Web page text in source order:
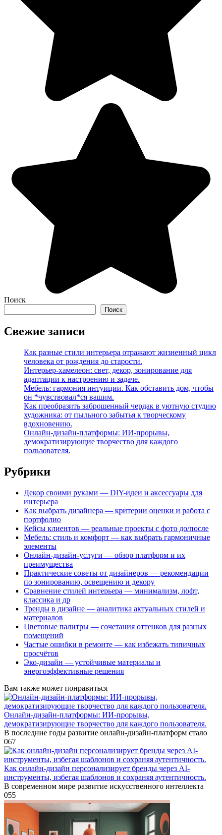
Поиск
Поиск
Свежие записи
Как разные стили интерьера отражают жизненный цикл
человека от рождения до старости.
Интерьер-хамелеон: свет, декор, зонирование для
адаптации к настроению и задаче.
Мебель: гармония интуиции. Как обставить дом, чтобы
он *чувствовал*ся вашим.
Как преобразить заброшенный чердак в уютную студию
художника: от пыльного забытья к творческому
вдохновению.
Онлайн-дизайн-платформы: ИИ-прорывы,
демократизирующие творчество для каждого
пользователя.
Рубрики
Декор своими руками — DIY-идеи и аксессуары для
интерьера
Как выбрать дизайнера — критерии оценки и работа с
портфолио
Кейсы клиентов — реальные проекты с фото до/после
Мебель: стиль и комфорт — как выбрать гармоничные
элементы
Онлайн-дизайн-услуги — обзор платформ и их
преимущества
Практические советы от дизайнеров — рекомендации
по зонированию, освещению и декору
Сравнение стилей интерьера — минимализм, лофт,
классика и др
Тренды в дизайне — аналитика актуальных стилей и
материалов
Цветовые палитры — сочетания оттенков для разных
помещений
Частые ошибки в ремонте — как избежать типичных
просчётов
Эко-дизайн — устойчивые материалы и
энергоэффективные решения
Вам также может понравиться
Онлайн-дизайн-платформы: ИИ-прорывы,
демократизирующие творчество для каждого пользователя.
В последние годы развитие онлайн-дизайн-платформ стало
067
Как онлайн-дизайн персонализирует бренды через AI-
инструменты, избегая шаблонов и сохраняя аутентичность.
В современном мире развитие искусственного интеллекта
055